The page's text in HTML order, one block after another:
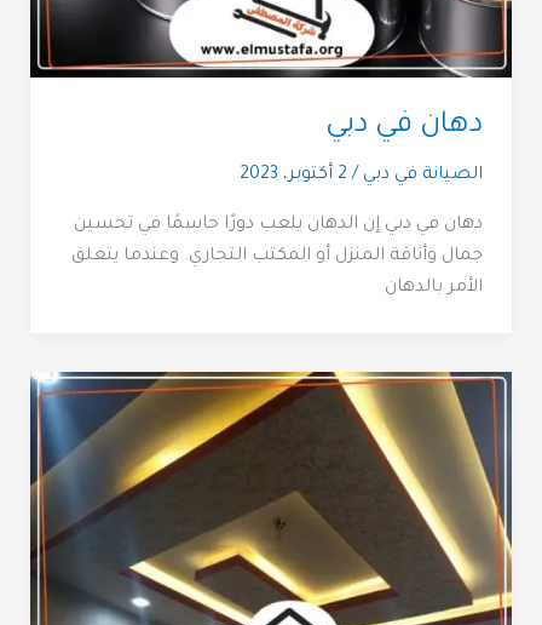
دهان في دبي
الصيانة في دبي / 2 أكتوبر، 2023
دهان في دبي إن الدهان يلعب دورًا حاسمًا في تحسين
جمال وأناقة المنزل أو المكتب التجاري. وعندما يتعلق
الأمر بالدهان